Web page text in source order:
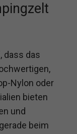
dass das
Nylon oder
bieten
und
beim